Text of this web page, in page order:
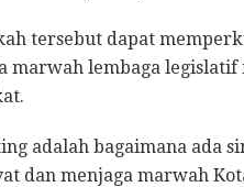
tersebut dapat
marwah lembaga
adalah bagaimana ada
dan menjaga marwah